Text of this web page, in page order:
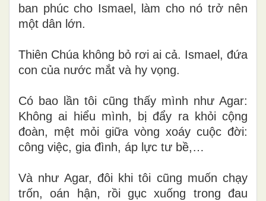
ban phúc cho Ismael, làm cho nó trở nên
một dân lớn.
Thiên Chúa không bỏ rơi ai cả. Ismael, đứa
con của nước mắt và hy vọng.
Có bao lần tôi cũng thấy mình như Agar:
Không ai hiểu mình, bị đẩy ra khỏi cộng
đoàn, mệt mỏi giữa vòng xoáy cuộc đời:
công việc, gia đình, áp lực tư bề,…
Và như Agar, đôi khi tôi cũng muốn chạy
trốn, oán hận, rồi gục xuống trong đau